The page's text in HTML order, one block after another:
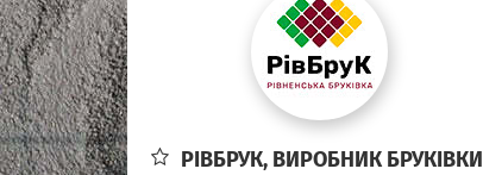
РІВБРУК, ВИРОБНИК БРУКІВКИ